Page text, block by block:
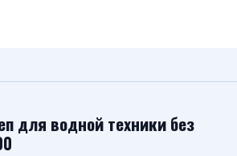
для водной техники без